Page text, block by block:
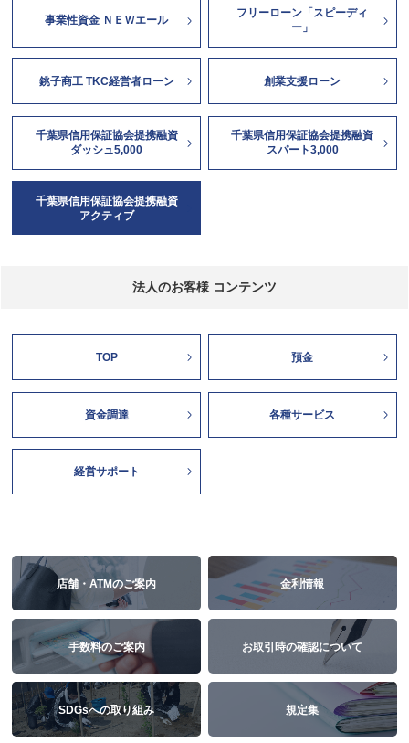
事業性資金 ＮＥＷエール
フリーローン「スピーディ
ー」
銚子商工 TKC経営者ローン 創業支援ローン
千葉県信用保証協会提携融資
ダッシュ5,000
千葉県信用保証協会提携融資
スパート3,000
千葉県信用保証協会提携融資
アクティブ
法人のお客様 コンテンツ
TOP 預金
資金調達 各種サービス
経営サポート
店舗・ATMのご案内 金利情報
手数料のご案内 お取引時の確認について
SDGsへの取り組み 規定集